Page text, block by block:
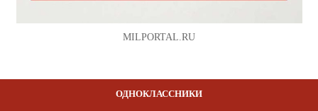
MILPORTAL.RU
ОДНОКЛАССНИКИ